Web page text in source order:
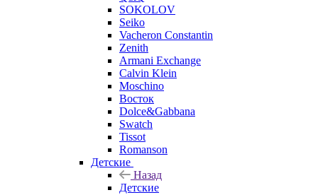
SOKOLOV
Seiko
Vacheron Constantin
Zenith
Armani Exchange
Calvin Klein
Moschino
Восток
Dolce&Gabbana
Swatch
Tissot
Romanson
Детские
Назад
Детские